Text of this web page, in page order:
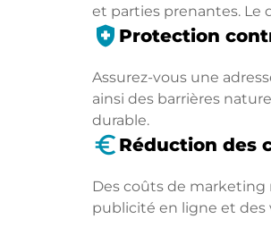
et parties prenantes. Le
health_and_safety Protection
Assurez-vous une
ainsi des barrières
durable.
euro_symbol Réduction des
Des coûts de marketing
publicité en ligne et des